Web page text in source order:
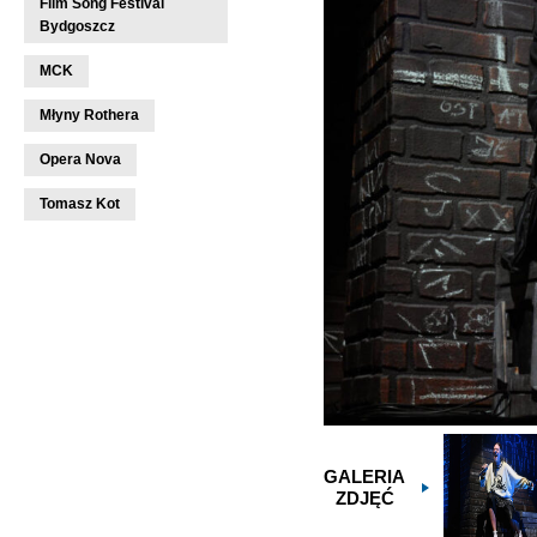
Film Song Festival
Bydgoszcz
MCK
Młyny Rothera
Opera Nova
Tomasz Kot
GALERIA
ZDJĘĆ